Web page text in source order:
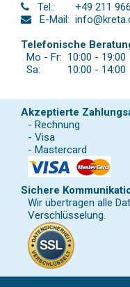
Tel.:
+49 211
E-Mail:
Telefonische
Mo - Fr: 10:00 - 19:00
Sa:
10:00 - 14:00
Akzeptierte
- Rechnung
- Visa
- Mastercard
Sichere
Wir übertragen alle
Verschlüsselung.